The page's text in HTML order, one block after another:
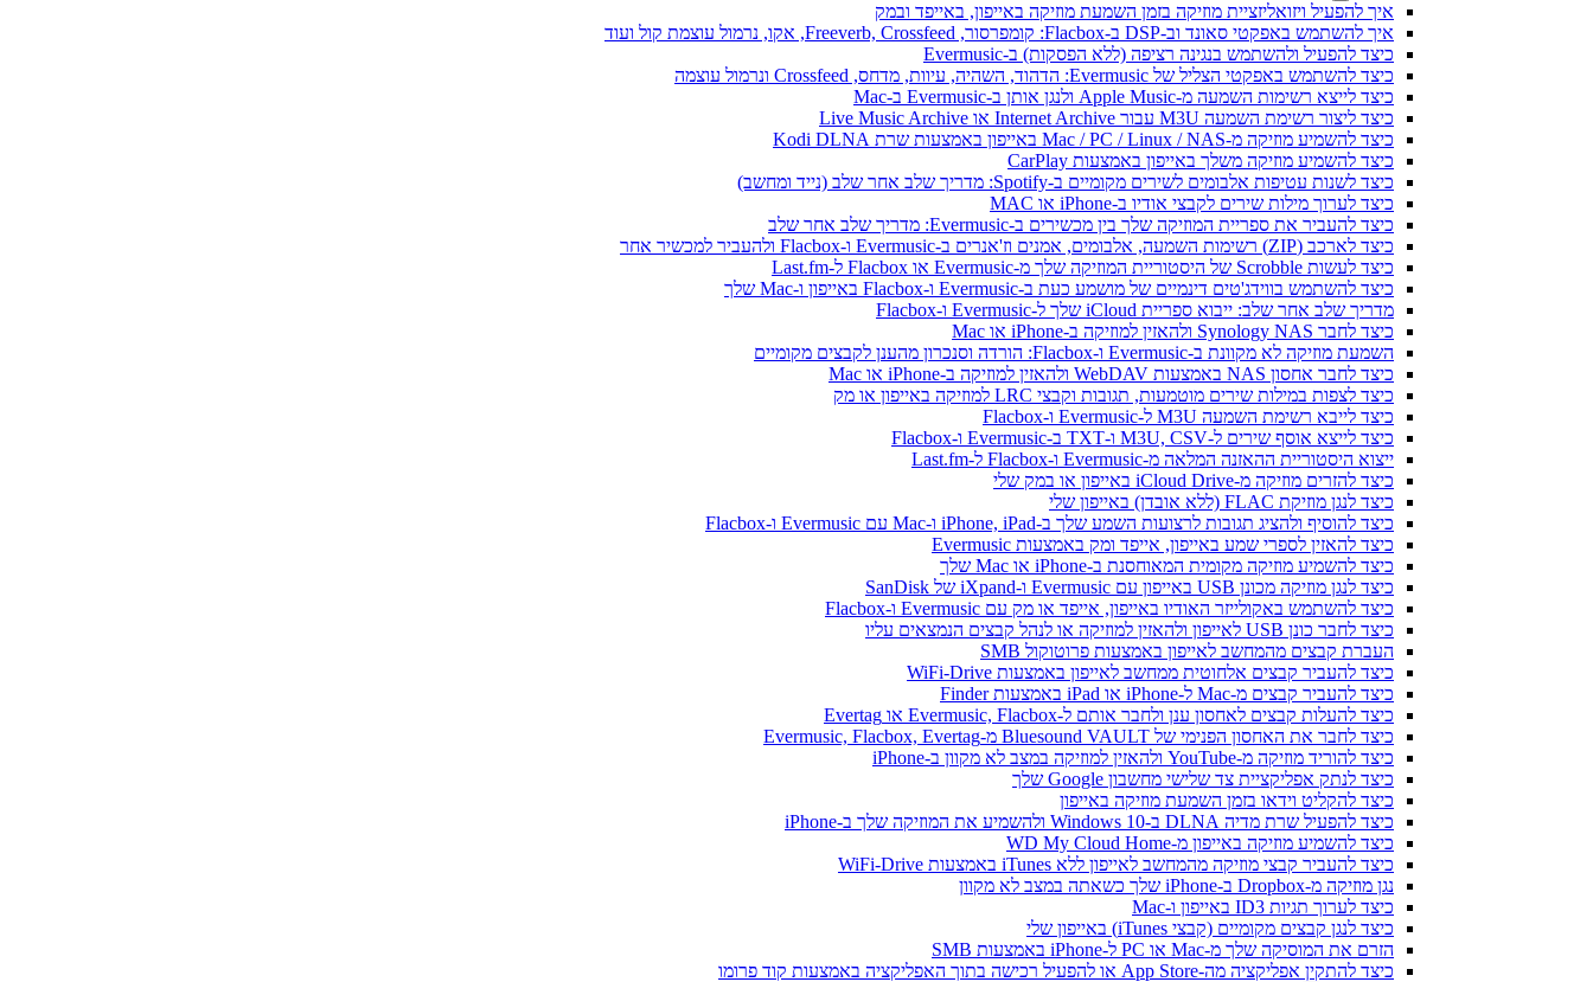
איך להפעיל ויזואליזציית מוזיקה בזמן השמעת מוזיקה באייפון, באייפד ובמק
איך להשתמש באפקטי סאונד וב-DSP ב-Flacbox: קומפרסור, Freeverb, Crossfeed, אקו, נרמול עוצמת קול ועוד
כיצד להפעיל ולהשתמש בנגינה רציפה (ללא הפסקות) ב-Evermusic
כיצד להשתמש באפקטי הצליל של Evermusic: הדהוד, השהיה, עיוות, מדחס, Crossfeed ונרמול עוצמה
כיצד לייצא רשימות השמעה מ-Apple Music ולנגן אותן ב-Evermusic ב-Mac
כיצד ליצור רשימת השמעה M3U עבור Internet Archive או Live Music Archive
כיצד להשמיע מוזיקה מ-Mac / PC / Linux / NAS באייפון באמצעות שרת Kodi DLNA
כיצד להשמיע מוזיקה משלך באייפון באמצעות CarPlay
כיצד לשנות עטיפות אלבומים לשירים מקומיים ב-Spotify: מדריך שלב אחר שלב (נייד ומחשב)
כיצד לערוך מילות שירים לקבצי אודיו ב-iPhone או MAC
כיצד להעביר את ספריית המוזיקה שלך בין מכשירים ב-Evermusic: מדריך שלב אחר שלב
כיצד לארכב (ZIP) רשימות השמעה, אלבומים, אמנים וז'אנרים ב-Evermusic ו-Flacbox ולהעביר למכשיר אחר
כיצד לעשות Scrobble של היסטוריית המוזיקה שלך מ-Evermusic או Flacbox ל-Last.fm
כיצד להשתמש בווידג'טים דינמיים של מושמע כעת ב-Evermusic ו-Flacbox באייפון ו-Mac שלך
מדריך שלב אחר שלב: ייבוא ספריית iCloud שלך ל-Evermusic ו-Flacbox
כיצד לחבר Synology NAS ולהאזין למוזיקה ב-iPhone או Mac
השמעת מוזיקה לא מקוונת ב-Evermusic ו-Flacbox: הורדה וסנכרון מהענן לקבצים מקומיים
כיצד לחבר אחסון NAS באמצעות WebDAV ולהאזין למוזיקה ב-iPhone או Mac
כיצד לצפות במילות שירים מוטמעות, תגובות וקבצי LRC למוזיקה באייפון או מק
כיצד לייבא רשימת השמעה M3U ל-Evermusic ו-Flacbox
כיצד לייצא אוסף שירים ל-M3U, CSV ו-TXT ב-Evermusic ו-Flacbox
ייצוא היסטוריית ההאזנה המלאה מ-Evermusic ו-Flacbox ל-Last.fm
כיצד להזרים מוזיקה מ-iCloud Drive באייפון או במק שלי
כיצד לנגן מוזיקת FLAC (ללא אובדן) באייפון שלי
כיצד להוסיף ולהציג תגובות לרצועות השמע שלך ב-iPhone, iPad ו-Mac עם Evermusic ו-Flacbox
כיצד להאזין לספרי שמע באייפון, אייפד ומק באמצעות Evermusic
כיצד להשמיע מוזיקה מקומית המאוחסנת ב-iPhone או Mac שלך
כיצד לנגן מוזיקה מכונן USB באייפון עם Evermusic ו-iXpand של SanDisk
כיצד להשתמש באקולייזר האודיו באייפון, אייפד או מק עם Evermusic ו-Flacbox
כיצד לחבר כונן USB לאייפון ולהאזין למוזיקה או לנהל קבצים הנמצאים עליו
העברת קבצים מהמחשב לאייפון באמצעות פרוטוקול SMB
כיצד להעביר קבצים אלחוטית ממחשב לאייפון באמצעות WiFi-Drive
כיצד להעביר קבצים מ-Mac ל-iPhone או iPad באמצעות Finder
כיצד להעלות קבצים לאחסון ענן ולחבר אותם ל-Evermusic, Flacbox או Evertag
כיצד לחבר את האחסון הפנימי של Bluesound VAULT מ-Evermusic, Flacbox, Evertag
כיצד להוריד מוזיקה מ-YouTube ולהאזין למוזיקה במצב לא מקוון ב-iPhone
כיצד לנתק אפליקציית צד שלישי מחשבון Google שלך
כיצד להקליט וידאו בזמן השמעת מוזיקה באייפון
כיצד להפעיל שרת מדיה DLNA ב-Windows 10 ולהשמיע את המוזיקה שלך ב-iPhone
כיצד להשמיע מוזיקה באייפון מ-WD My Cloud Home
כיצד להעביר קבצי מוזיקה מהמחשב לאייפון ללא iTunes באמצעות WiFi-Drive
נגן מוזיקה מ-Dropbox ב-iPhone שלך כשאתה במצב לא מקוון
כיצד לערוך תגיות ID3 באייפון ו-Mac
כיצד לנגן קבצים מקומיים (קבצי iTunes) באייפון שלי
הזרם את המוסיקה שלך מ-Mac או PC ל-iPhone באמצעות SMB
כיצד להתקין אפליקציה מה-App Store או להפעיל רכישה בתוך האפליקציה באמצעות קוד פרומו